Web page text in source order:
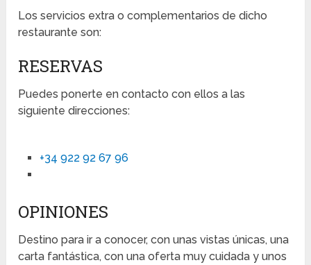
Los servicios extra o complementarios de dicho
restaurante son:
RESERVAS
Puedes ponerte en contacto con ellos a las
siguiente direcciones:
+34 922 92 67 96
OPINIONES
Destino para ir a conocer, con unas vistas únicas, una
carta fantástica, con una oferta muy cuidada y unos